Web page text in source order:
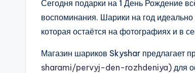
Сегодня подарки на 1 День Рождение
воспоминания. Шарики на год
которая остаётся на фотографиях и в
Магазин шариков Skyshar предлагает
sharami/pervyj-den-rozhdeniya) для